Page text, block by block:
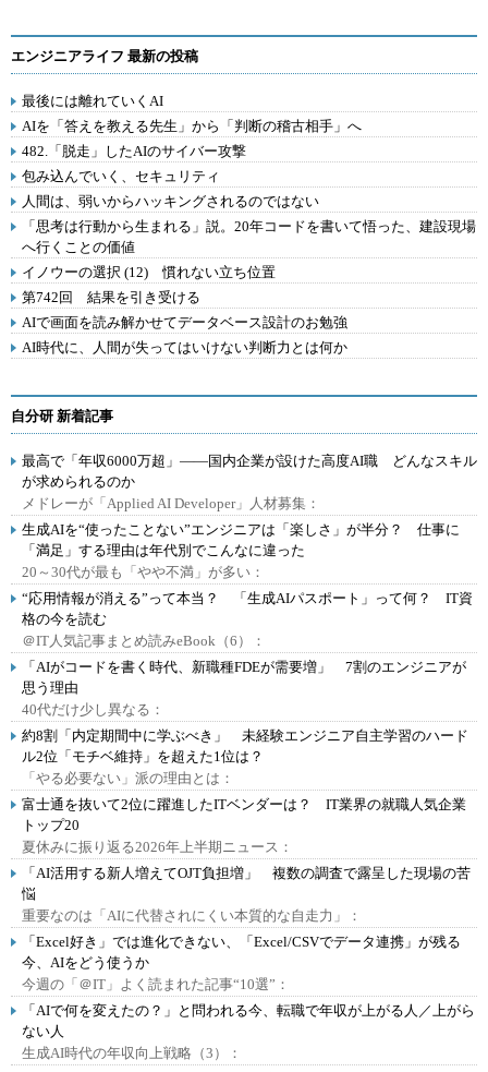
エンジニアライフ 最新の投稿
最後には離れていくAI
AIを「答えを教える先生」から「判断の稽古相手」へ
482.「脱走」したAIのサイバー攻撃
包み込んでいく、セキュリティ
人間は、弱いからハッキングされるのではない
「思考は行動から生まれる」説。20年コードを書いて悟った、建設現場
へ行くことの価値
イノウーの選択 (12) 慣れない立ち位置
第742回 結果を引き受ける
AIで画面を読み解かせてデータベース設計のお勉強
AI時代に、人間が失ってはいけない判断力とは何か
自分研 新着記事
最高で「年収6000万超」――国内企業が設けた高度AI職 どんなスキル
が求められるのか
メドレーが「Applied AI Developer」人材募集：
生成AIを“使ったことない”エンジニアは「楽しさ」が半分？ 仕事に
「満足」する理由は年代別でこんなに違った
20～30代が最も「やや不満」が多い：
“応用情報が消える”って本当？ 「生成AIパスポート」って何？ IT資
格の今を読む
＠IT人気記事まとめ読みeBook（6）：
「AIがコードを書く時代、新職種FDEが需要増」 7割のエンジニアが
思う理由
40代だけ少し異なる：
約8割「内定期間中に学ぶべき」 未経験エンジニア自主学習のハード
ル2位「モチベ維持」を超えた1位は？
「やる必要ない」派の理由とは：
富士通を抜いて2位に躍進したITベンダーは？ IT業界の就職人気企業
トップ20
夏休みに振り返る2026年上半期ニュース：
「AI活用する新人増えてOJT負担増」 複数の調査で露呈した現場の苦
悩
重要なのは「AIに代替されにくい本質的な自走力」：
「Excel好き」では進化できない、「Excel/CSVでデータ連携」が残る
今、AIをどう使うか
今週の「＠IT」よく読まれた記事“10選”：
「AIで何を変えたの？」と問われる今、転職で年収が上がる人／上がら
ない人
生成AI時代の年収向上戦略（3）：